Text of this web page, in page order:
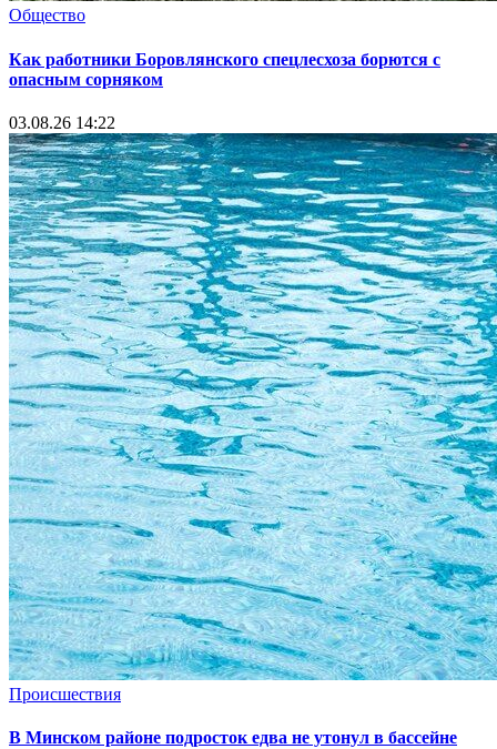
Общество
Как работники Боровлянского спецлесхоза борются с
опасным сорняком
03.08.26 14:22
Происшествия
В Минском районе подросток едва не утонул в бассейне